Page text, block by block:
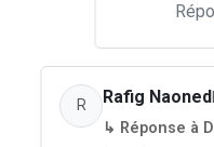
R Rafig Naoned
↳ Réponse à